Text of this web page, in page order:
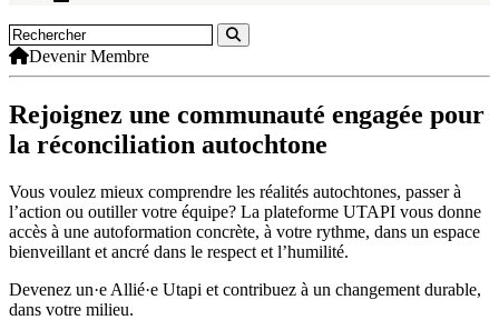
Devenir Membre
Rejoignez une communauté engagée pour
la réconciliation autochtone
Vous voulez mieux comprendre les réalités autochtones, passer à
l’action ou outiller votre équipe? La plateforme UTAPI vous donne
accès à une autoformation concrète, à votre rythme, dans un espace
bienveillant et ancré dans le respect et l’humilité.
Devenez un·e Allié·e Utapi et contribuez à un changement durable,
dans votre milieu.